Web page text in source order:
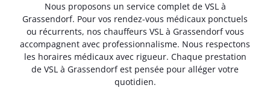
Nous proposons un service complet de VSL à
Grassendorf. Pour vos rendez-vous médicaux ponctuels
ou récurrents, nos chauffeurs VSL à Grassendorf vous
accompagnent avec professionnalisme. Nous respectons
les horaires médicaux avec rigueur. Chaque prestation
de VSL à Grassendorf est pensée pour alléger votre
quotidien.